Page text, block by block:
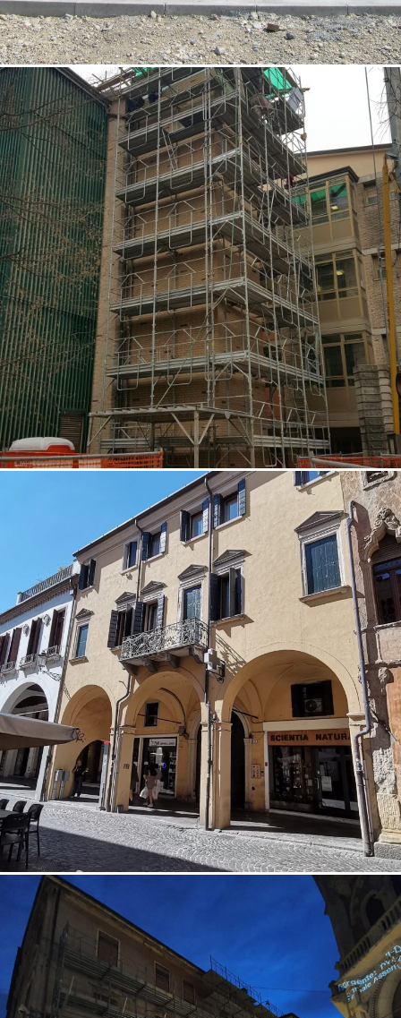
18/10/2022
Opere speciali 01 Padova
18/10/2022
Restauro facciata 06 Padova